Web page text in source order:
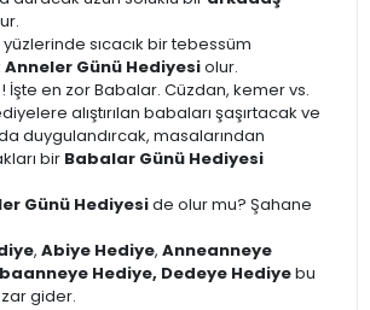
sıcacık bir tebessüm
Anneler Günü Hediyesiolur.
İşte en zor Babalar. Cüzdan, kemer vs.
alıştırılan babaları şaşırtacak ve
duygulandırcak, masalarından
bir Babalar Günü Hediyesi
Günü Hediyeside olur mu? Şahane
, Abiye Hediye, Anneanneye
Hediye, Dedeye Hediyebu
gider.